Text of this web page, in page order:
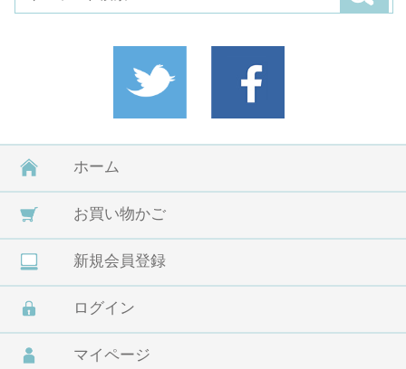
ホーム
お買い物かご
新規会員登録
ログイン
マイページ